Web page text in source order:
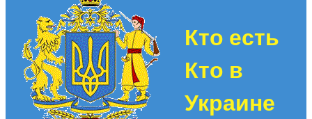
Кто есть
Кто в
Украине